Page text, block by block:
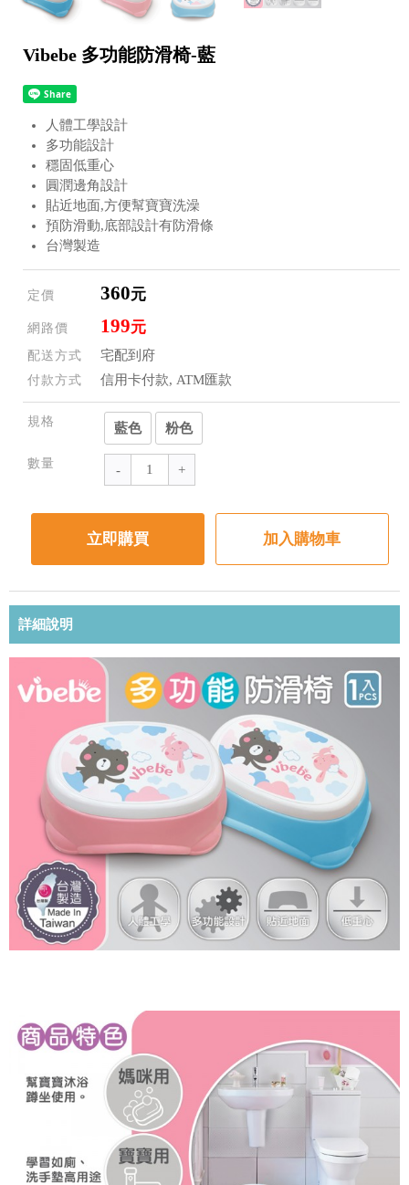
Vibebe 多功能防滑椅-藍
人體工學設計
多功能設計
穩固低重心
圓潤邊角設計
貼近地面,方便幫寶寶洗澡
預防滑動,底部設計有防滑條
台灣製造
定價 360元
網路價 199元
配送方式 宅配到府
付款方式 信用卡付款, ATM匯款
規格 藍色 粉色
數量
立即購買 加入購物車
詳細說明